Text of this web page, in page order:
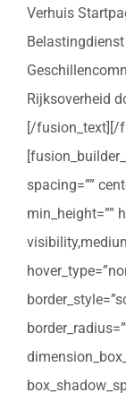
Verhuis
Rijksoverheid
[/fusion_text][/
spacing=””
min_height=””